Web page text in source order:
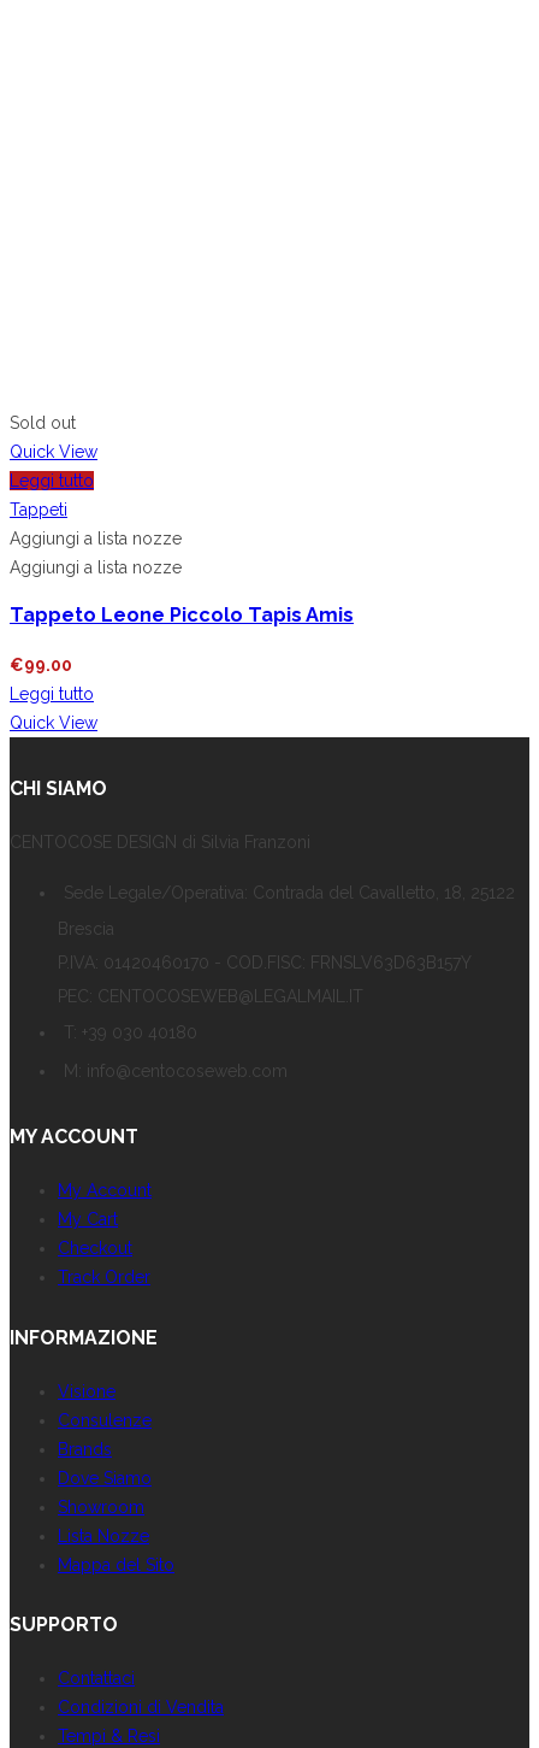
Sold out
Quick View
Leggi tutto
Tappeti
Aggiungi a lista nozze
Aggiungi a lista nozze
Tappeto Leone Piccolo Tapis Amis
€99.00
Leggi tutto
Quick View
CHI SIAMO
CENTOCOSE DESIGN di Silvia Franzoni
Sede Legale/Operativa: Contrada del Cavalletto, 18, 25122
Brescia
P.IVA: 01420460170 - COD.FISC: FRNSLV63D63B157Y
PEC: CENTOCOSEWEB@LEGALMAIL.IT
T: +39 030 40180
M: info@centocoseweb.com
MY ACCOUNT
My Account
My Cart
Checkout
Track Order
INFORMAZIONE
Visione
Consulenze
Brands
Dove Siamo
Showroom
Lista Nozze
Mappa del Sito
SUPPORTO
Contattaci
Condizioni di Vendita
Tempi & Resi